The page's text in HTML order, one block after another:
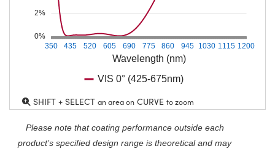
Wavelength (nm)
350 435 520 605 690 775 860 945 1030 1115 1200
0%
2%
VIS 0° (425-675nm)
SHIFT + SELECT an area on CURVE to zoom
Please note that coating performance outside each
product’s specified design range is theoretical and may